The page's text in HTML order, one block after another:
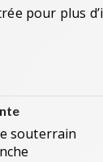
pour plus
souterrain